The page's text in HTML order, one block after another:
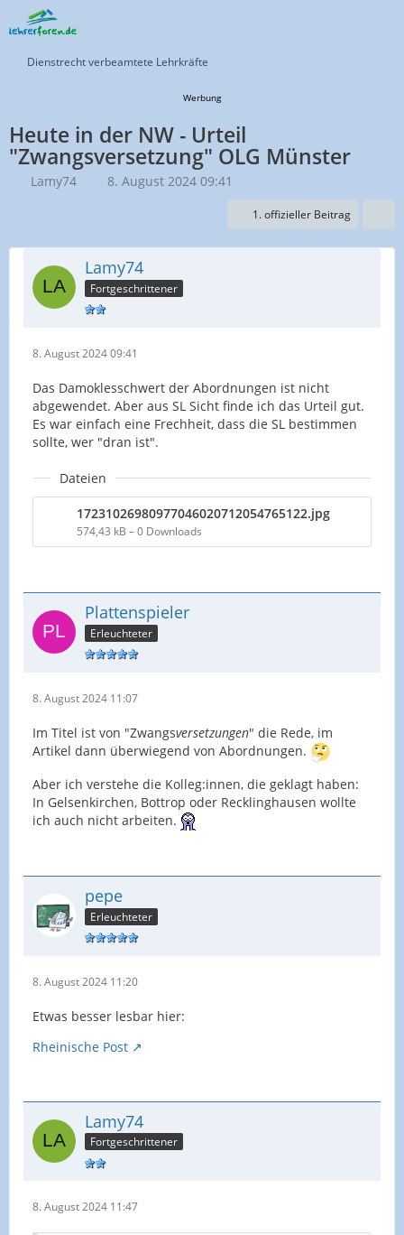
Dienstrecht verbeamtete Lehrkräfte
Werbung
Heute in der NW - Urteil
"Zwangsversetzung" OLG Münster
Lamy74 8. August 2024 09:41
1. offizieller Beitrag
Lamy74
Fortgeschrittener
8. August 2024 09:41
Das Damoklesschwert der Abordnungen ist nicht
abgewendet. Aber aus SL Sicht finde ich das Urteil gut.
Es war einfach eine Frechheit, dass die SL bestimmen
sollte, wer "dran ist".
Dateien
17231026980977046020712054765122.jpg
574,43 kB – 0 Downloads
Plattenspieler
Erleuchteter
8. August 2024 11:07
Im Titel ist von "Zwangsversetzungen" die Rede, im
Artikel dann überwiegend von Abordnungen.
Aber ich verstehe die Kolleg:innen, die geklagt haben:
In Gelsenkirchen, Bottrop oder Recklinghausen wollte
ich auch nicht arbeiten.
pepe
Erleuchteter
8. August 2024 11:20
Etwas besser lesbar hier:
Rheinische Post
Lamy74
Fortgeschrittener
8. August 2024 11:47